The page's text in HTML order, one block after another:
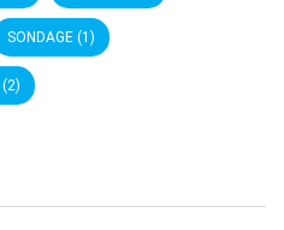
SONDAGE (1)
(2)